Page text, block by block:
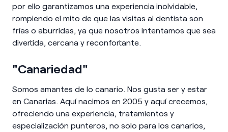
por ello garantizamos una experiencia inolvidable,
rompiendo el mito de que las visitas al dentista son
frías o aburridas, ya que nosotros intentamos que sea
divertida, cercana y reconfortante.
"Canariedad"
Somos amantes de lo canario. Nos gusta ser y estar
en Canarias. Aquí nacimos en 2005 y aquí crecemos,
ofreciendo una experiencia, tratamientos y
especialización punteros, no solo para los canarios,